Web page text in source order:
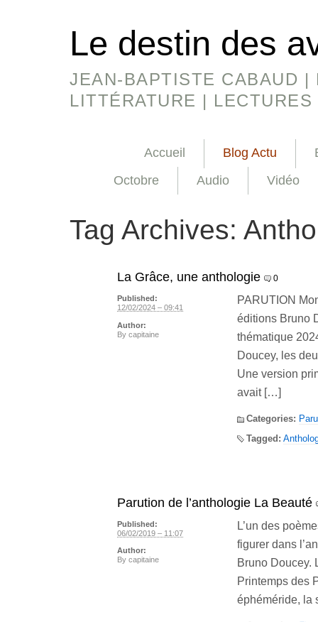
Le destin des
JEAN-BAPTISTE CABAUD
LITTÉRATURE |
Accueil Blog Actu
Octobre
Audio Vidéo
Tag Archives:
La Grâce, une anthologie 0
PARUTION
éditions Bruno
thématique
Doucey, les
Une version
avait […]
Categories:
Tagged:
Published:
12/02/2024 – 09:41
Author:
By capitaine
Parution de l’anthologie La Beauté
L’un des
figurer dans
Bruno Doucey.
Printemps des
éphéméride, la
Published:
06/02/2019 – 11:07
Author:
By capitaine